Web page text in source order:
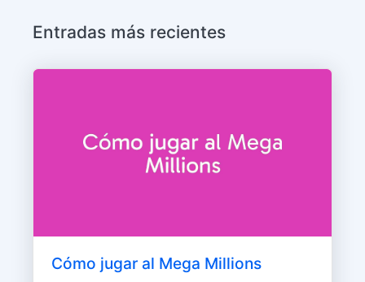
Entradas más recientes
Cómo jugar al Mega Millions